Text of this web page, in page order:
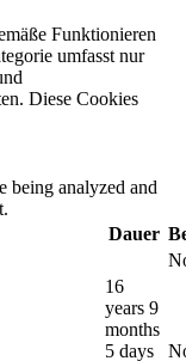
Funktionieren
umfasst nur
Diese Cookies
being analyzed and
Dauer
16
years 9
months
5 days